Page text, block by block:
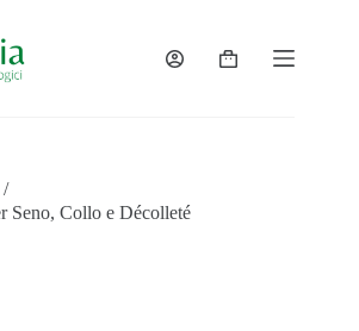
Carrello
/
Seno, Collo e Décolleté